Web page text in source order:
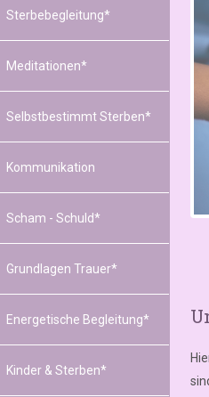
Sterbebegleitung*
Meditationen*
Selbstbestimmt Sterben*
Kommunikation
Scham - Schuld*
Grundlagen Trauer*
Energetische Begleitung*
Kinder & Sterben*